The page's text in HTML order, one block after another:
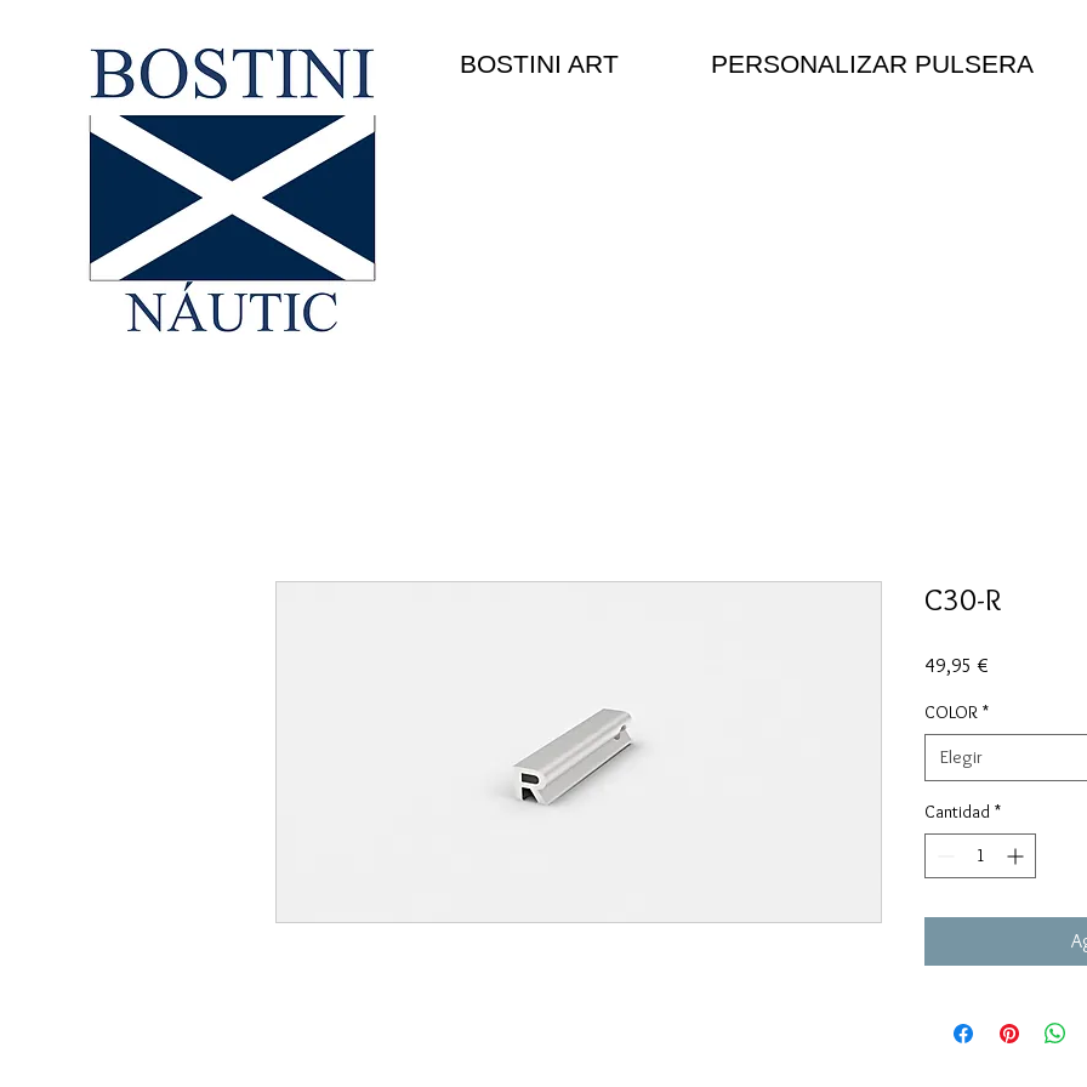
HOME BOSTINI ART PERSONALIZAR PULSERA
C30-R
49,95 €
COLOR *
Elegir
Cantidad *